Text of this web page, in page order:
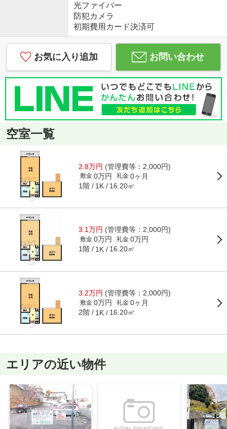
光ファイバー
防犯カメラ
初期費用カード決済可
お気に入り追加 お問い合わせ
空室一覧
2.8万円 (管理費等：2,000円)
敷金 0万円 礼金 0ヶ月
1階 1K 16.20㎡
3.1万円 (管理費等：2,000円)
敷金 0万円 礼金 0万円
1階 1K 16.20㎡
3.2万円 (管理費等：2,000円)
敷金 0万円 礼金 0ヶ月
2階 1K 16.20㎡
エリアの近い物件